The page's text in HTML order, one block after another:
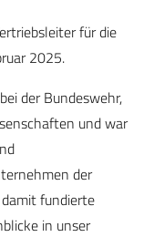
für die
2025.
der Bundeswehr,
und war
der
fundierte
in unser